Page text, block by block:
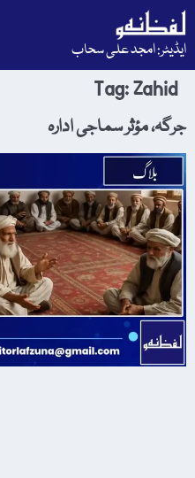
ایڈیٹر: امجد علی سحاب
Tag:Zahid
جرگہ، مؤثر سماجی ادارہ